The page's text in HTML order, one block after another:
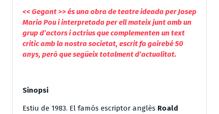
<< Gegant >> és una obra de teatre ideada per Josep
Maria Pou i interpretada per ell mateix junt amb un
grup d’actors i actrius que complementen un text
critic amb la nostra societat, escrit fa gairebé 50
anys, però que següeix totalment d’actualitat.
Sinopsi
Estiu de 1983. El famós escriptor anglès Roald